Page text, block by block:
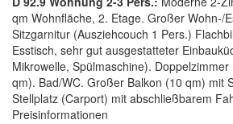
qm Wohnfläche, 2. Etage. Großer Wohn-/
Sitzgarnitur (Ausziehcouch 1 Pers.)
Esstisch, sehr gut ausgestatteter
Mikrowelle, Spülmaschine).
qm). Bad/WC. Großer Balkon (10 qm) mit
Stellplatz (Carport) mit abschließbarem
Preisinformationen